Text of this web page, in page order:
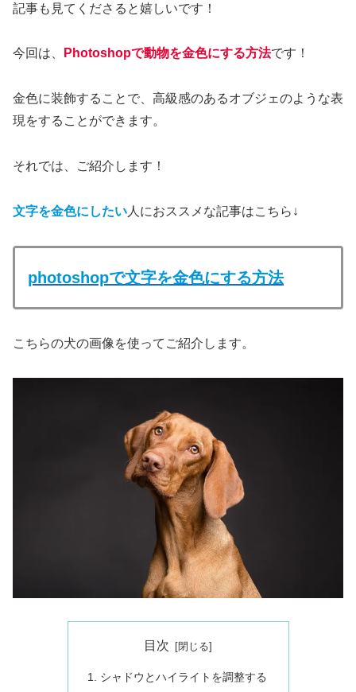
記事も見てくださると嬉しいです！
今回は、 Photoshopで動物を金色にする方法です！
金色に装飾することで、高級感のあるオブジェのような表
現をすることができます。
それでは、ご紹介します！
文字を金色にしたい 人におススメな記事はこちら↓
photoshopで文字を金色にする方法
こちらの犬の画像を使ってご紹介します。
目次
シャドウとハイライトを調整する